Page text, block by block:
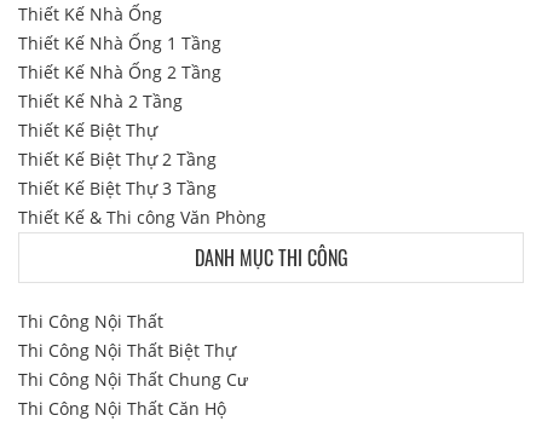
Thiết Kế Nhà Ống
Thiết Kế Nhà Ống 1 Tầng
Thiết Kế Nhà Ống 2 Tầng
Thiết Kế Nhà 2 Tầng
Thiết Kế Biệt Thự
Thiết Kế Biệt Thự 2 Tầng
Thiết Kế Biệt Thự 3 Tầng
Thiết Kế & Thi công Văn Phòng
DANH MỤC THI CÔNG
Thi Công Nội Thất
Thi Công Nội Thất Biệt Thự
Thi Công Nội Thất Chung Cư
Thi Công Nội Thất Căn Hộ